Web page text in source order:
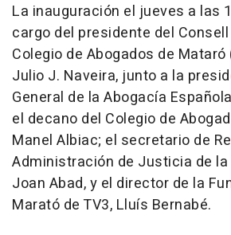
La inauguración el jueves a las
cargo del presidente del
Colegio de Abogados de
Julio J. Naveira, junto a la
General de la Abogacía
el decano del Colegio de
Manel Albiac; el secretario de
Administración de Justicia de la
Joan Abad, y el director de la
Marató de TV3, Lluís Bernabé.